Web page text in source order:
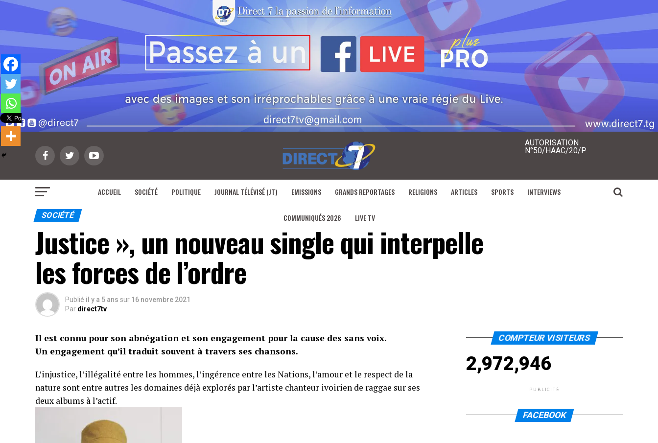
AUTORISATION
N°50/HAAC/20/P
ACCUEIL SOCIÉTÉ POLITIQUE JOURNAL TÉLÉVISÉ (JT) EMISSIONS GRANDS REPORTAGES RELIGIONS ARTICLES SPORTS INTERVIEWS
COMMUNIQUÉS 2026 LIVE TV
SOCIÉTÉ
Justice », un nouveau single qui interpelle
les forces de l’ordre
Publié il y a 5 ans sur 16 novembre 2021
Par direct7tv
Il est connu pour son abnégation et son engagement pour la cause des sans voix.
Un engagement qu’il traduit souvent à travers ses chansons.
L’injustice, l’illégalité entre les hommes, l’ingérence entre les Nations, l’amour et le respect de la
nature sont entre autres les domaines déjà explorés par l’artiste chanteur ivoirien de raggae sur ses
deux albums à l’actif.
COMPTEUR VISITEURS
2,972,946
PUBLICITÉ
FACEBOOK